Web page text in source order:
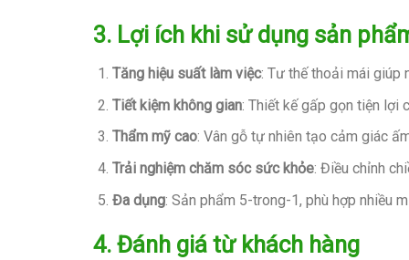
3. Lợi ích khi sử dụng sản
Tăng hiệu suất làm việc: Tư thế thoải mái giúp
Tiết kiệm không gian: Thiết kế gấp gọn tiện lợi
Thẩm mỹ cao: Vân gỗ tự nhiên tạo cảm giác
Trải nghiệm chăm sóc sức khỏe: Điều chỉnh
Đa dụng: Sản phẩm 5-trong-1, phù hợp nhiều
4. Đánh giá từ khách hàng